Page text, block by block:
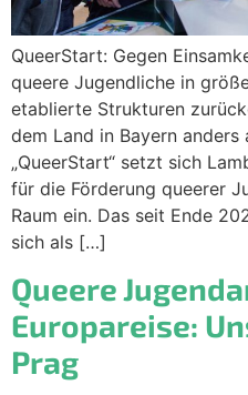
QueerStart: Gegen
queere Jugendliche in
etablierte Strukturen
dem Land in Bayern
„QueerStart“ setzt sich
für die Förderung queerer
Raum ein. Das seit Ende
sich als […]
Queere
Europareise:
Prag